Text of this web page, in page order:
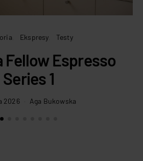
Ekspresy Testy
Fellow Espresso
Series 1
2026 Aga Bukowska